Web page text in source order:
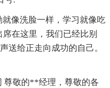
像洗脸一样，学习就像吃
在这里，我们已经比别
送给正走向成功的自己。
尊敬的**经理，尊敬的各